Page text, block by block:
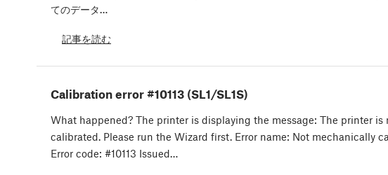
てのデータ…
記事を読む
Calibration error #10113 (SL1/SL1S)
What happened? The printer is displaying the message: The printer is
calibrated. Please run the Wizard first. Error name: Not mechanically
Error code: #10113 Issued…